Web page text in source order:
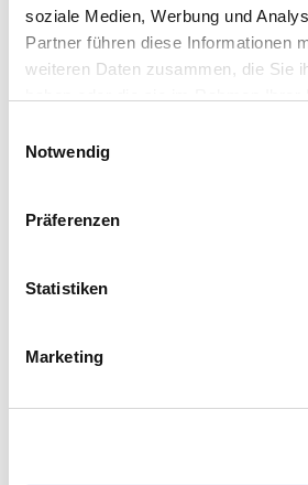
soziale Medien, Werbung und
Partner führen diese Informationen
weiteren Daten zusammen, die Sie
Notwendig
Präferenzen
Statistiken
Marketing